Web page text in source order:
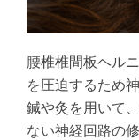
腰椎椎間板ヘル
を圧迫するため
鍼や灸を用いて
ない神経回路の